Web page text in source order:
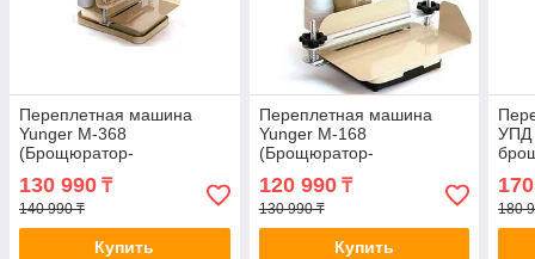
Переплетная машина
Yunger М-368
(Брощюратор-
брощюровщик)
130 990 ₸
140 990 ₸
Купить
Переплетная машина
Yunger М-168
(Брощюратор-
брощюровщик)
120 990₸
130 990 ₸
Купить
УПД
180